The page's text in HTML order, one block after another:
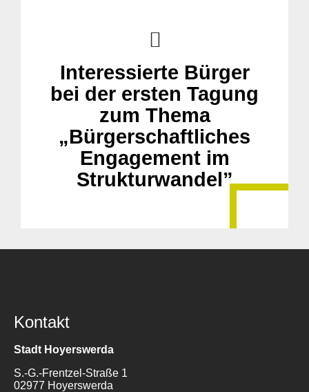
Interessierte Bürger
bei der ersten Tagung
zum Thema
„Bürgerschaftliches
Engagement im
Strukturwandel”
Kontakt
Stadt Hoyerswerda
S.-G.-Frentzel-Straße 1
02977 Hoyerswerda